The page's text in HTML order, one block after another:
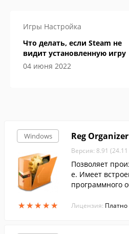
Игры Настройка
Что делать, если Steam не
видит установленную игру
04 июня 2022
Windows
★★★★★
★★★★★
Reg Organizer
Версия: 8.91
Позволяет
е. Имеет
программного
рограмм без
Лицензия: Платно